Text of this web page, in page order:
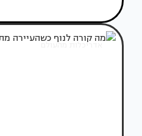
אדריכלות מהעולם